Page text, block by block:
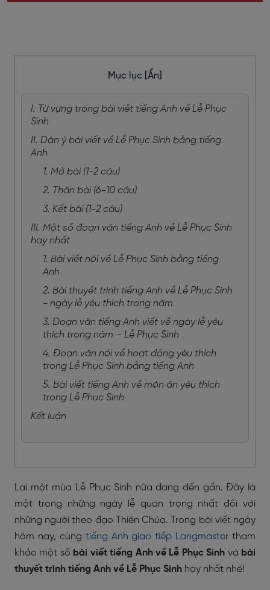
Mục lục [Ẩn]
I. Từ vựng trong bài viết tiếng Anh về Lễ Phục
Sinh
II. Dàn ý bài viết về Lễ Phục Sinh bằng tiếng
Anh
1. Mở bài (1-2 câu)
2. Thân bài (6-10 câu)
3. Kết bài (1-2 câu)
III. Một số đoạn văn tiếng Anh về Lễ Phục Sinh
hay nhất
1. Bài viết nói về Lễ Phục Sinh bằng tiếng
Anh
2. Bài thuyết trình tiếng Anh về Lễ Phục Sinh
- ngày lễ yêu thích trong năm
3. Đoạn văn tiếng Anh viết về ngày lễ yêu
thích trong năm – Lễ Phục Sinh
4. Đoạn văn nói về hoạt động yêu thích
trong Lễ Phục Sinh bằng tiếng Anh
5. Bài viết tiếng Anh về món ăn yêu thích
trong Lễ Phục Sinh
Kết luận
Lại một mùa Lễ Phục Sinh nữa đang đến gần. Đây là
một trong những ngày lễ quan trọng nhất đối với
những người theo đạo Thiên Chúa. Trong bài viết ngày
hôm nay, cùng tiếng Anh giao tiếp Langmaster tham
khảo một số bài viết tiếng Anh về Lễ Phục Sinh và bài
thuyết trình tiếng Anh về Lễ Phục Sinh hay nhất nhé!